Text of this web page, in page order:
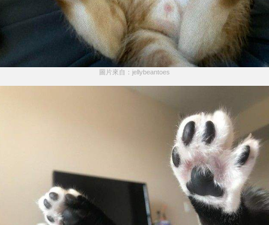
圖片來自：jellybeantoes